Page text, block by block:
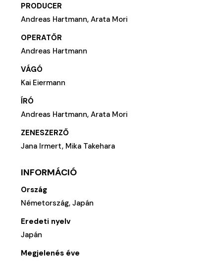
PRODUCER
Andreas Hartmann, Arata Mori
OPERATŐR
Andreas Hartmann
VÁGÓ
Kai Eiermann
ÍRÓ
Andreas Hartmann, Arata Mori
ZENESZERZŐ
Jana Irmert, Mika Takehara
INFORMÁCIÓ
Ország
Németország, Japán
Eredeti nyelv
Japán
Megjelenés éve